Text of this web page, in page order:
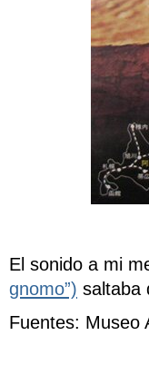
El sonido a mi
gnomo”) saltaba
Fuentes: Museo